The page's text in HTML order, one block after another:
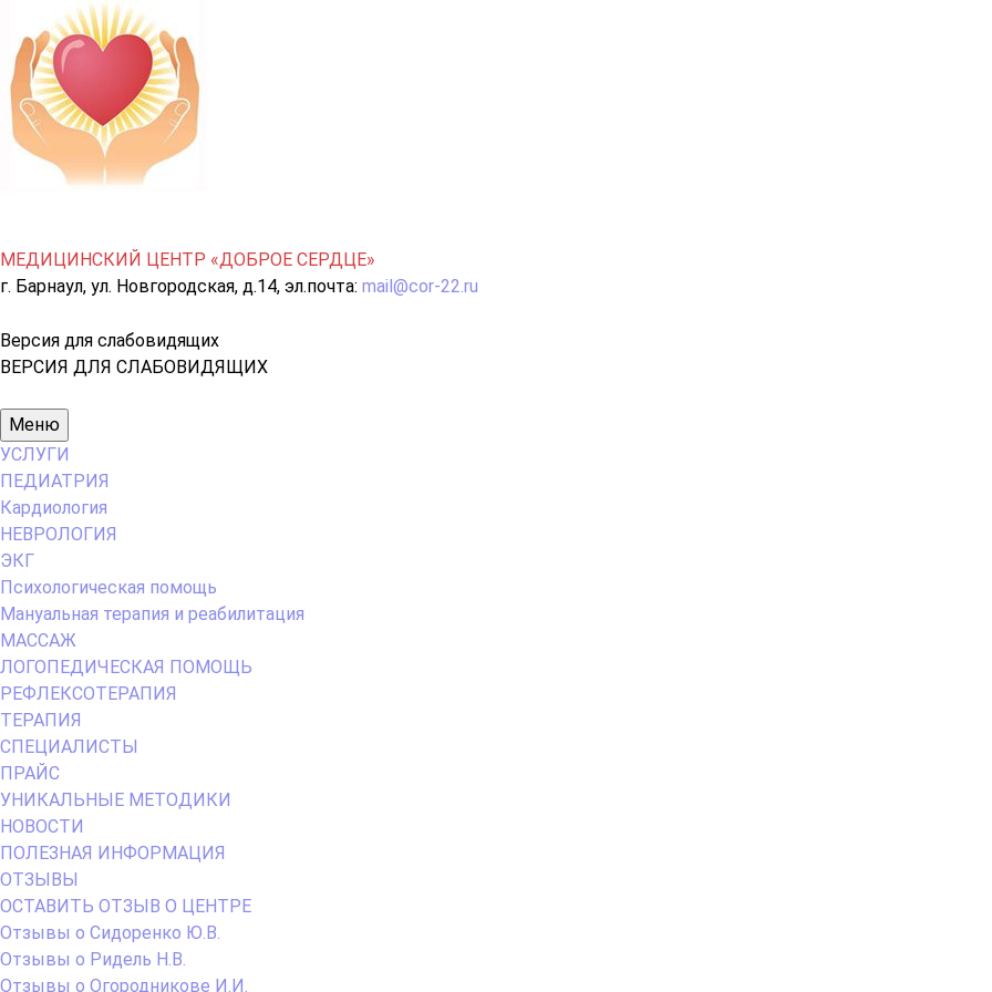
МЕДИЦИНСКИЙ ЦЕНТР «ДОБРОЕ СЕРДЦЕ»
г. Барнаул, ул. Новгородская, д.14, эл.почта: mail@cor-22.ru
Версия для слабовидящих
ВЕРСИЯ ДЛЯ СЛАБОВИДЯЩИХ
Основное
меню
Меню
УСЛУГИ
ПЕДИАТРИЯ
Кардиология
НЕВРОЛОГИЯ
ЭКГ
Психологическая помощь
Мануальная терапия и реабилитация
МАССАЖ
ЛОГОПЕДИЧЕСКАЯ ПОМОЩЬ
РЕФЛЕКСОТЕРАПИЯ
ТЕРАПИЯ
СПЕЦИАЛИСТЫ
ПРАЙС
УНИКАЛЬНЫЕ МЕТОДИКИ
НОВОСТИ
ПОЛЕЗНАЯ ИНФОРМАЦИЯ
ОТЗЫВЫ
ОСТАВИТЬ ОТЗЫВ О ЦЕНТРЕ
Отзывы о Сидоренко Ю.В.
Отзывы о Ридель Н.В.
Отзывы о Огородникове И.И.